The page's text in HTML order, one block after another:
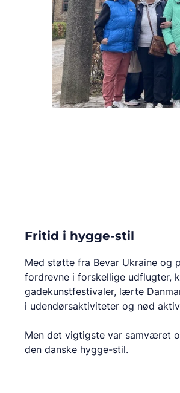
Fritid i hygge-stil
Med støtte fra Bevar Ukraine
fordrevne i forskellige udflugter,
gadekunstfestivaler, lærte
i udendørsaktiviteter og nød
Men det vigtigste var samværet
den danske hygge-stil.